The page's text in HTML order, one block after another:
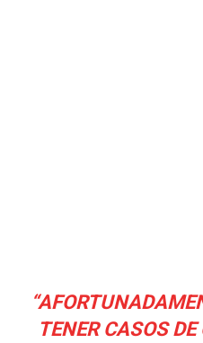
TENER CASOS